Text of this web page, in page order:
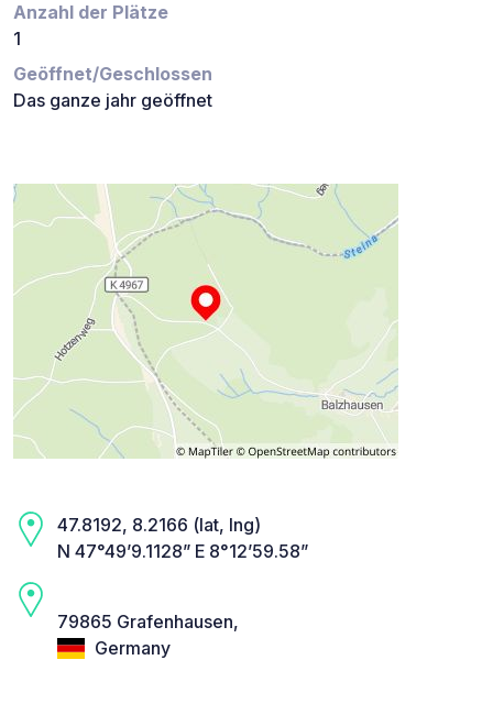
Anzahl der Plätze
1
Geöffnet/Geschlossen
Das ganze jahr geöffnet
47.8192, 8.2166 (lat, lng)
N 47°49’9.1128” E 8°12’59.58”
79865 Grafenhausen,
Germany